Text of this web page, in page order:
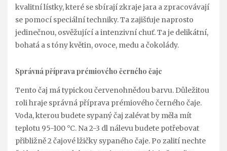
kvalitní lístky, které se sbírají zkraje jara a zpracovávají
se pomocí speciální techniky. Ta zajišťuje naprosto
jedinečnou, osvěžující a intenzivní chuť. Ta je delikátní,
bohatá a s tóny květin, ovoce, medu a čokolády.
Správná příprava prémiového černého čaje
Tento čaj má typickou červenohnědou barvu. Důležitou
roli hraje správná příprava prémiového černého čaje.
Voda, kterou budete sypaný čaj zalévat by měla mít
teplotu 95-100 °C. Na 2-3 dl nálevu budete potřebovat
přibližně 2 čajové lžičky sypaného čaje. Po zalití nechte